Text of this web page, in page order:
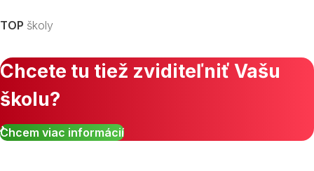
Zobraziť všetky študijné odbory »
TOP školy
Chcete tu tiež zviditeľniť Vašu
školu?
Chcem viac informácií